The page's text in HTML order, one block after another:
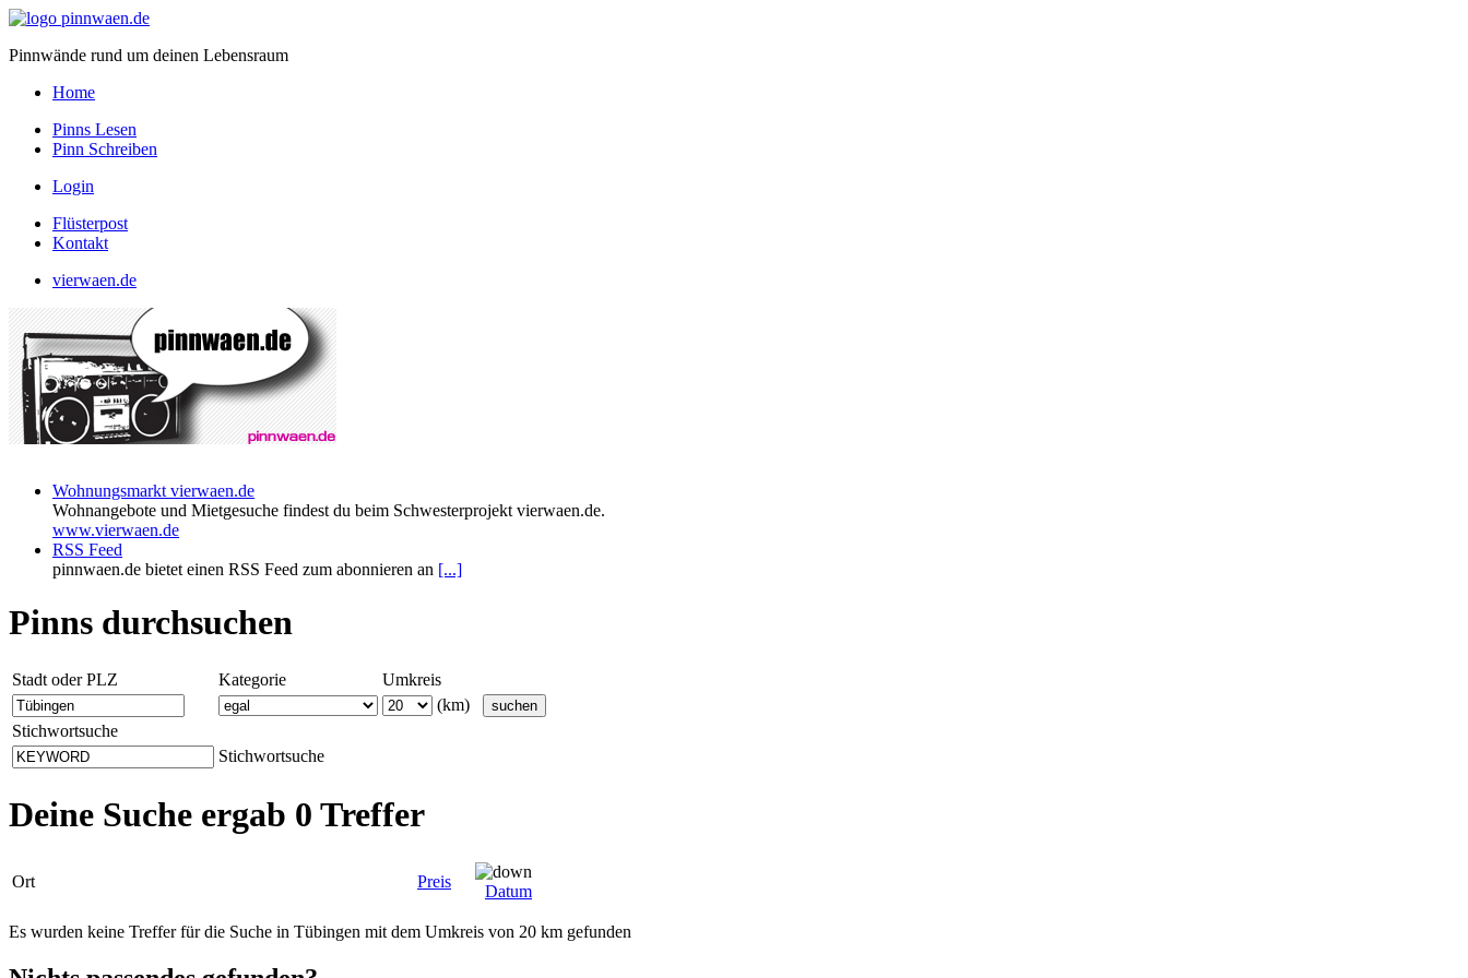
Pinnwände rund um deinen Lebensraum
Home
Pinns Lesen
Pinn Schreiben
Login
Flüsterpost
Kontakt
vierwaen.de
Wohnungsmarkt vierwaen.de
Wohnangebote und Mietgesuche findest du beim Schwesterprojekt vierwaen.de.
www.vierwaen.de
RSS Feed
pinnwaen.de bietet einen RSS Feed zum abonnieren an [...]
Pinns durchsuchen
Stadt oder PLZ Kategorie
Umkreis
(km)
Stichwortsuche
Stichwortsuche
Deine Suche ergab 0 Treffer
Ort Preis
Datum
Es wurden keine Treffer für die Suche in Tübingen mit dem Umkreis von 20 km gefunden